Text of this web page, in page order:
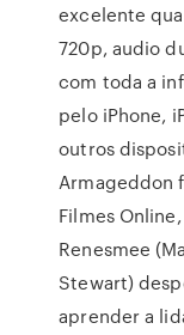
excelente
720p, audio
com toda a
pelo iPhone,
outros
Armageddon
Filmes
Renesmee
Stewart)
aprender a